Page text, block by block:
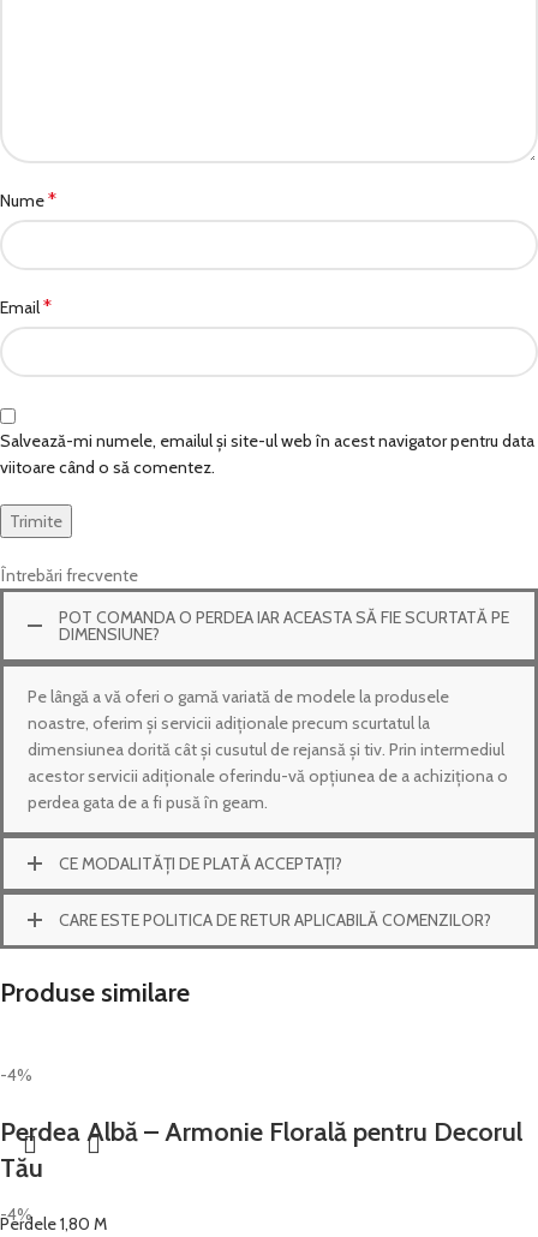
Nume*
Email*
Salvează-mi numele, emailul și site-ul web în acest navigator pentru data
viitoare când o să comentez.
Întrebări frecvente
POT COMANDA O PERDEA IAR ACEASTA SĂ FIE SCURTATĂ PE
DIMENSIUNE?
Pe lângă a vă oferi o gamă variată de modele la produsele
noastre, oferim și servicii adiționale precum scurtatul la
dimensiunea dorită cât și cusutul de rejansă și tiv. Prin intermediul
acestor servicii adiționale oferindu-vă opțiunea de a achiziționa o
perdea gata de a fi pusă în geam.
CE MODALITĂȚI DE PLATĂ ACCEPTAȚI?
CARE ESTE POLITICA DE RETUR APLICABILĂ COMENZILOR?
Produse similare
-4%
Perdea Albă – Armonie Florală pentru Decorul
Tău
Perdele 1,80 M
-4%